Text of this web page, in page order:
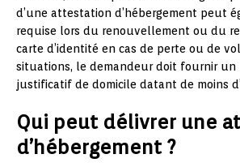
d’une attestation d’hébergement peut
requise lors du renouvellement ou du
carte d’identité en cas de perte ou de
situations, le demandeur doit fournir un
justificatif de domicile datant de moins
Qui peut délivrer une
d’hébergement ?